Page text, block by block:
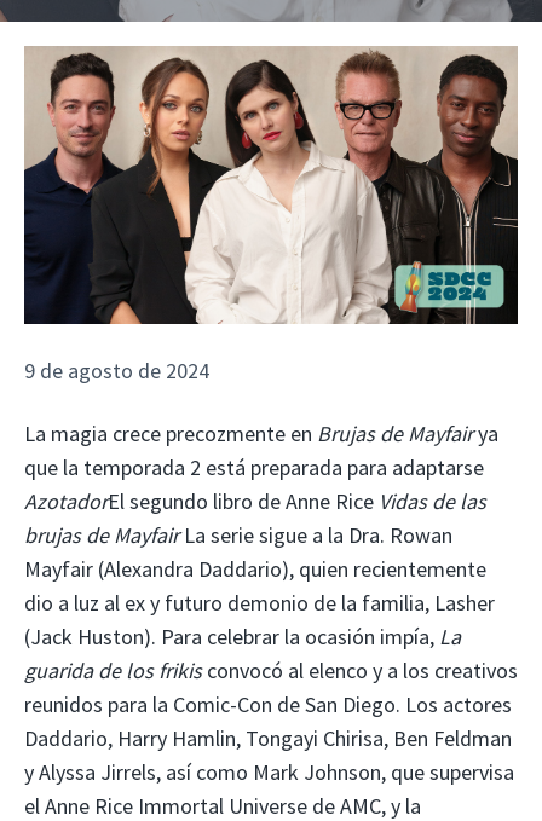
9 de agosto de 2024
La magia crece precozmente en Brujas de Mayfairya
que la temporada 2 está preparada para adaptarse
AzotadorEl segundo libro de Anne Rice Vidas de las
brujas de MayfairLa serie sigue a la Dra. Rowan
Mayfair (Alexandra Daddario), quien recientemente
dio a luz al ex y futuro demonio de la familia, Lasher
(Jack Huston). Para celebrar la ocasión impía, La
guarida de los frikisconvocó al elenco y a los creativos
reunidos para la Comic-Con de San Diego. Los actores
Daddario, Harry Hamlin, Tongayi Chirisa, Ben Feldman
y Alyssa Jirrels, así como Mark Johnson, que supervisa
el Anne Rice Immortal Universe de AMC, y la